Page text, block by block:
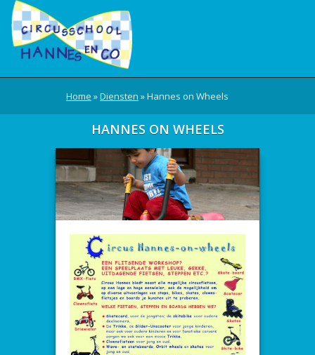
Home »Diensten »Hannes on Wheels
HANNES ON WHEELS